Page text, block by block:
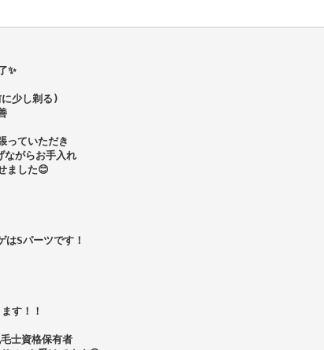
✨
少し剃る)
っていただき
ながらお手入れ
ました😊
Sパーツです！
す！！
士資格保有者